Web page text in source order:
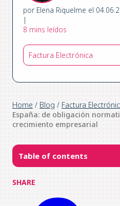
por Elena Riquelme el
|
8 mins leídos
Factura Electrónica
Home / Blog / Factura
España: de obligación
crecimiento empresarial
Table of contents
SHARE